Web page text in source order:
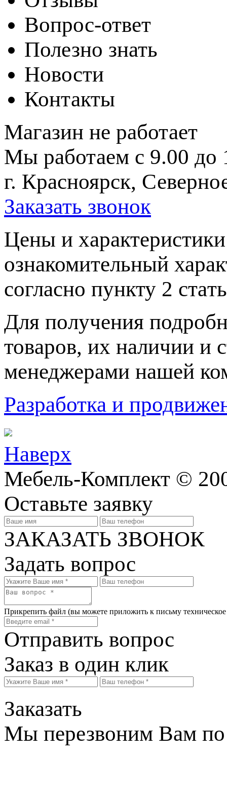
Вопрос-ответ
Полезно знать
Новости
Контакты
Магазин не работает
Мы работаем с 9.00 до
г. Красноярск,
Заказать звонок
Цeны и
ознакомительный
согласно пункту 2
Для пoлучения
товaров, их нaличии и
менеджерами нашей
Разработка и
Наверх
Мебель-Комплект ©
Оставьте заявку
ЗАКАЗАТЬ ЗВОНОК
Задать вопрос
Прикрепить файл (вы можете приложить к письму
Отправить вопрос
Заказ в один клик
Заказать
Мы перезвоним Вам по